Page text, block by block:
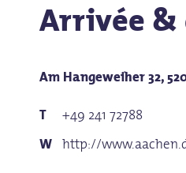
Arrivée
Am Hangeweiher 32,
+49 241 72788
http://